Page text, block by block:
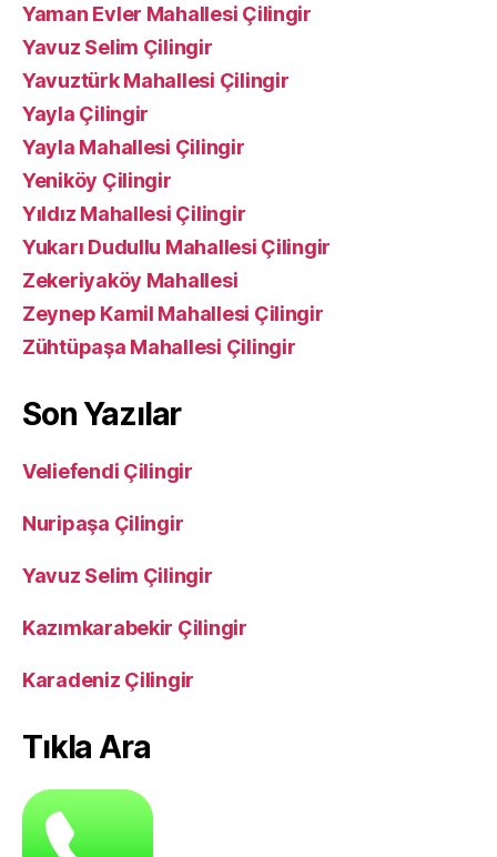
Yaman Evler Mahallesi Çilingir
Yavuz Selim Çilingir
Yavuztürk Mahallesi Çilingir
Yayla Çilingir
Yayla Mahallesi Çilingir
Yeniköy Çilingir
Yıldız Mahallesi Çilingir
Yukarı Dudullu Mahallesi Çilingir
Zekeriyaköy Mahallesi
Zeynep Kamil Mahallesi Çilingir
Zühtüpaşa Mahallesi Çilingir
Son Yazılar
Veliefendi Çilingir
Nuripaşa Çilingir
Yavuz Selim Çilingir
Kazımkarabekir Çilingir
Karadeniz Çilingir
Tıkla Ara